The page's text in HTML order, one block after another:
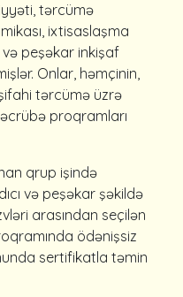
tərcümə
ixtisaslaşma
peşəkar inkişaf
Onlar, həmçinin,
tərcümə üzrə
proqramları
qrup işində
və peşəkar şəkildə
arasından seçilən
ödənişsiz
sertifikatla təmin